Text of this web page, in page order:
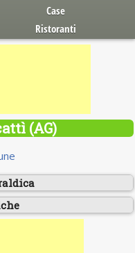
Case
Ristoranti
(AG)